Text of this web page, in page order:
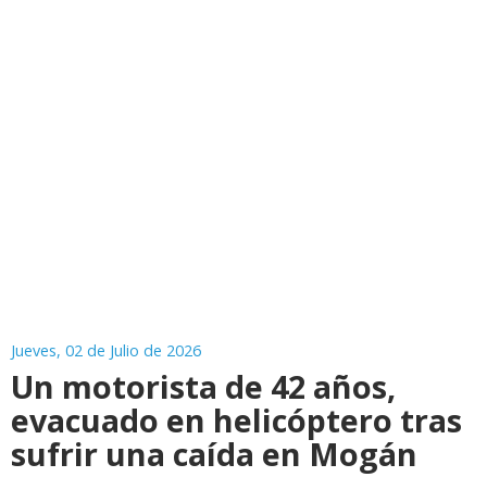
Jueves, 02 de Julio de 2026
Un motorista de 42 años,
evacuado en helicóptero tras
sufrir una caída en Mogán